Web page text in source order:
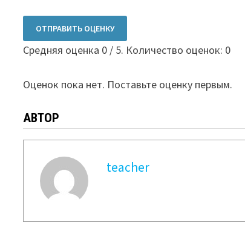
ОТПРАВИТЬ ОЦЕНКУ
Средняя оценка 0 / 5. Количество оценок: 0
Оценок пока нет. Поставьте оценку первым.
АВТОР
teacher